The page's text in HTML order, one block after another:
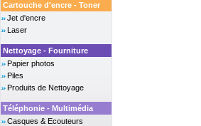
Cartouche d'encre - Toner
Jet d'encre
Laser
Nettoyage - Fourniture
Papier photos
Piles
Produits de Nettoyage
Téléphonie - Multimédia
Casques & Ecouteurs